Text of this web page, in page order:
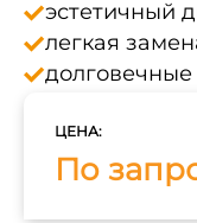
эстетичный
легкая
ЦЕНА:
По